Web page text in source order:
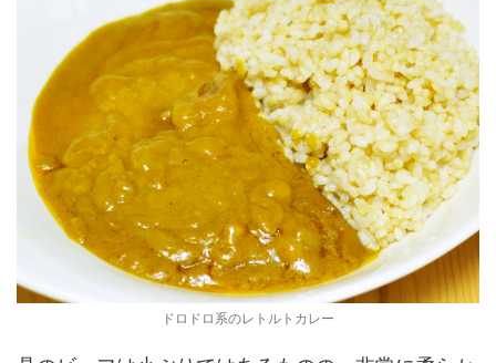
ドロドロ系のレトルトカレー